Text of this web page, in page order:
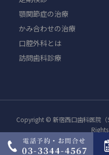
顎関節症の治療
かみ合わせの治療
口腔外科とは
訪問歯科診療
Copyright © 新宿西口歯科医院